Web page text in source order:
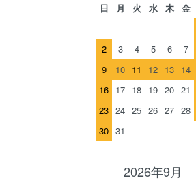
日 月 火 水 木 金
2
3 4 5 6 7
9
10 11 12 13 14
16 17 18 19 20 21
23 24 25 26 27 28
30 31
2026年9月